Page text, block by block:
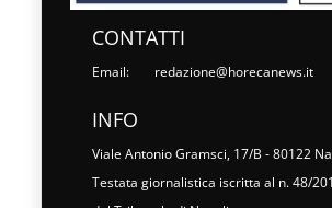
CONTATTI
Email: redazione@horecanews.it
INFO
Viale Antonio Gramsci, 17/B - 80122
Testata giornalistica iscritta al n. 48/